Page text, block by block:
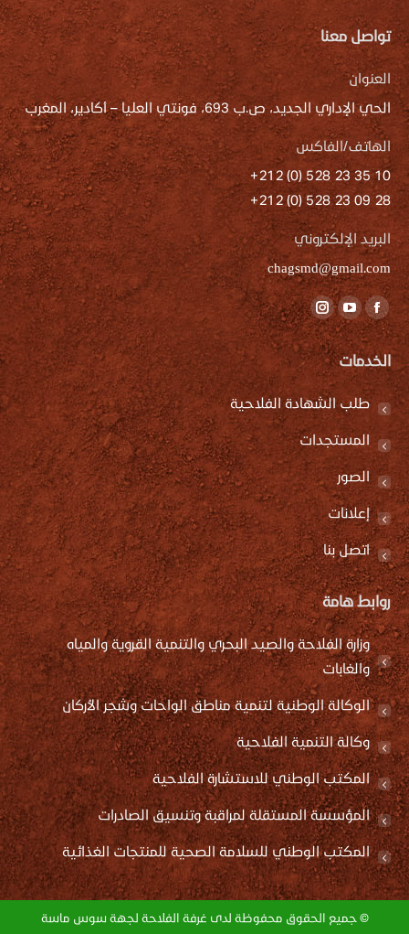
تواصل معنا
العنوان
الحي الإداري الجديد، ص.ب 693، فونتي العليا – أكادير، المغرب
الهاتف/الفاكس
10 35 23 528 (0) 212+
28 09 23 528 (0) 212+
البريد الإلكتروني
chagsmd@gmail.com
Find us on:
Facebook
page
opens
in
new
window
YouTube
page
opens
in
new
window
Instagram
page
opens
in
new
window
الخدمات
طلب الشهادة الفلاحية
المستجدات
الصور
إعلانات
اتصل بنا
روابط هامة
وزارة الفلاحة والصيد البحري والتنمية القروية والمياه
والغابات
الوكالة الوطنية لتنمية مناطق الواحات وشجر الأركان
وكالة التنمية الفلاحية
المكتب الوطني للاستشارة الفلاحية
المؤسسة المستقلة لمراقبة وتنسيق الصادرات
المكتب الوطني للسلامة الصحية للمنتجات الغذائية
© جميع الحقوق محفوظة لدى غرفة الفلاحة لجهة سوس ماسة